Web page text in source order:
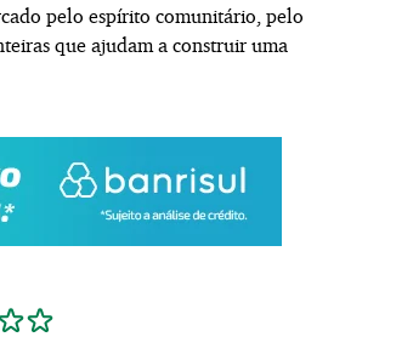
pelo espírito comunitário, pelo
que ajudam a construir uma